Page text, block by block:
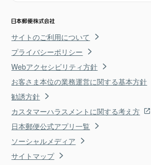
サイトのご利用について
プライバシーポリシー
Webアクセシビリティ方針
お客さま本位の業務運営に関する基本方針
勧誘方針
カスタマーハラスメントに関する考え方
日本郵便公式アプリ一覧
ソーシャルメディア
サイトマップ